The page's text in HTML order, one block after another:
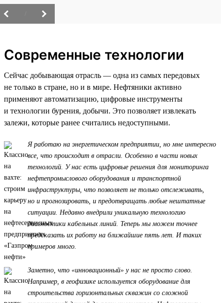
Современные технологии
Сейчас добывающая отрасль — одна из самых передовых
не только в стране, но и в мире. Нефтяники активно
применяют автоматизацию, цифровые инструменты
и технологии бурения, добычи. Это позволяет извлекать
залежи, которые ранее считались недоступными.
Я работаю на энергетическом предприятии, но мне интересно
все, что происходит в отрасли. Особенно в части новых
технологий. У нас есть цифровые решения для мониторинга
нефтепромыслового оборудования и транспортной
инфраструктуры, что позволяет не только отслеживать,
но и прогнозировать, и предотвращать любые нештатные
ситуации. Недавно внедрили уникальную технологию
диагностики кабельных линий. Теперь мы можем точнее
предсказать их работу на ближайшие пять лет. И таких
примеров много.
Заметно, что «инновационный» у нас не просто слово.
Например, в геофизике используется оборудование для
строительства горизонтальных скважин со сложной